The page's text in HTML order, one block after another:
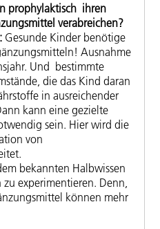
prophylaktisch ihren
verabreichen?
Gesunde Kinder benötige
Ausnahme
Und bestimmte
die das Kind daran
in ausreichender
kann eine gezielte
sein. Hier wird die
von
bekannten Halbwissen
experimentieren. Denn,
können mehr